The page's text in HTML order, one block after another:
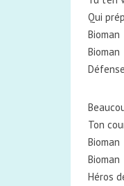
Qui
Bioman
Bioman
Ton
Bioman
Bioman
Héros